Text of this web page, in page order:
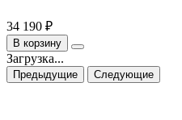
34 190 ₽
В корзину
Загрузка...
Предыдущие Следующие